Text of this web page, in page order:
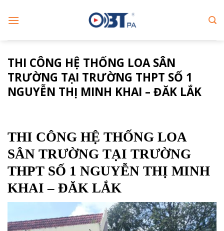
THI CÔNG HỆ THỐNG LOA SÂN
TRƯỜNG TẠI TRƯỜNG THPT SỐ 1
NGUYỄN THỊ MINH KHAI – ĐĂK LẮK
THI CÔNG HỆ THỐNG LOA
SÂN TRƯỜNG TẠI TRƯỜNG
THPT SỐ 1 NGUYỄN THỊ MINH
KHAI – ĐĂK LẮK